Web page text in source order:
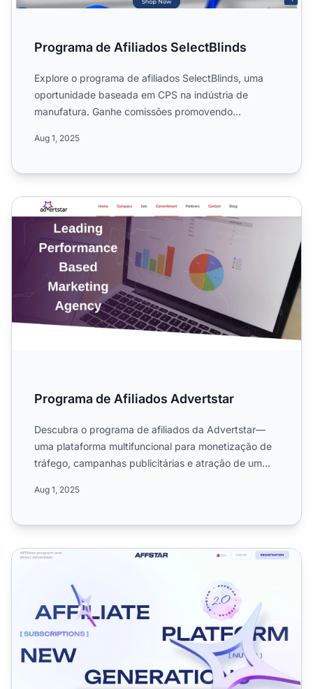
Programa de Afiliados SelectBlinds
Explore o programa de afiliados SelectBlinds, uma
oportunidade baseada em CPS na indústria de
manufatura. Ganhe comissões promovendo
Aug 1, 2025
Programa de Afiliados Advertstar
Programa de Afiliados Advertstar
Descubra o programa de afiliados da Advertstar—
uma plataforma multifuncional para monetização de
tráfego, campanhas publicitárias e atração de um
Aug 1, 2025
Programa de Afiliados AFFSTAR